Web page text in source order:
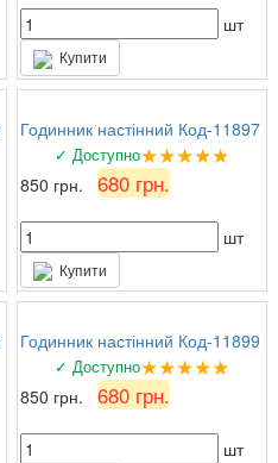
шт
Купити
Годинник настінний Код-11897
✓ Доступно★★★★★
850 грн. 680 грн.
шт
Купити
Годинник настінний Код-11899
✓ Доступно★★★★★
850 грн. 680 грн.
шт